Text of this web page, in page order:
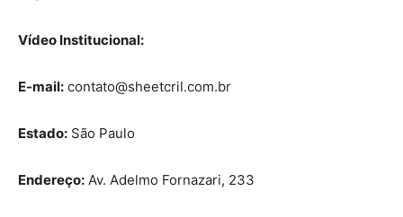
Vídeo Institucional:
E-mail: contato@sheetcril.com.br
Estado: São Paulo
Endereço: Av. Adelmo Fornazari, 233